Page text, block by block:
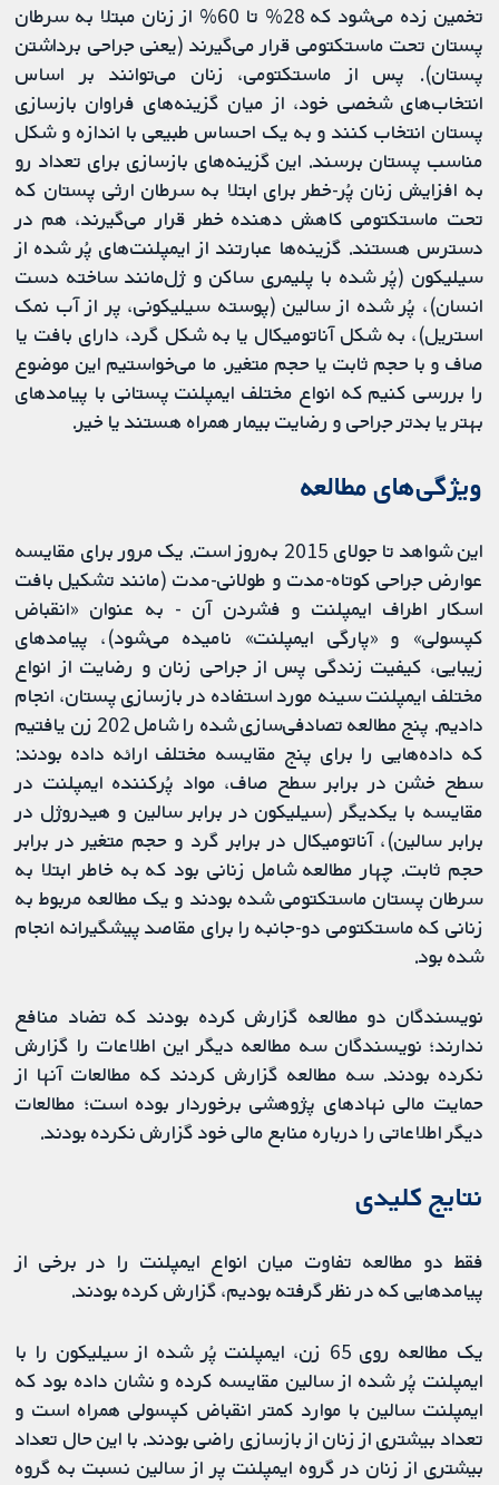
تخمین زده می‌شود که 28% تا 60% از زنان مبتلا به سرطان
پستان تحت ماستکتومی قرار می‌گیرند (یعنی جراحی برداشتن
پستان). پس از ماستکتومی، زنان می‌توانند بر اساس
انتخاب‌های شخصی خود، از میان گزینه‌های فراوان بازسازی
پستان انتخاب کنند و به یک احساس طبیعی با اندازه و شکل
مناسب پستان برسند. این گزینه‌های بازسازی برای تعداد رو
به افزایش زنان پُر-خطر برای ابتلا به سرطان ارثی پستان که
تحت ماستکتومی کاهش دهنده خطر قرار می‌گیرند، هم در
دسترس هستند. گزینه‌ها عبارتند از ایمپلنت‌های پُر شده از
سیلیکون (پُر شده با پلیمری ساکن و ژل‌مانند ساخته دست
انسان)، پُر شده از سالین (پوسته سیلیکونی، پر از آب نمک
استریل)، به شکل آناتومیکال یا به شکل گرد، دارای بافت یا
صاف و با حجم ثابت یا حجم متغیر. ما می‌خواستیم این موضوع
را بررسی کنیم که انواع مختلف ایمپلنت پستانی با پیامدهای
بهتر یا بدتر جراحی و رضایت بیمار همراه هستند یا خیر.
ویژگی‌های مطالعه
این شواهد تا جولای 2015 به‌روز است. یک مرور برای مقایسه
عوارض جراحی کوتاه-مدت و طولانی-مدت (مانند تشکیل بافت
اسکار اطراف ایمپلنت و فشردن آن - به عنوان «انقباض
کپسولی» و «پارگی ایمپلنت» نامیده می‌شود)، پیامدهای
زیبایی، کیفیت زندگی پس از جراحی زنان و رضایت از انواع
مختلف ایمپلنت سینه مورد استفاده در بازسازی پستان، انجام
دادیم. پنج مطالعه تصادفی‌سازی شده را شامل 202 زن یافتیم
که داده‌هایی را برای پنج مقایسه مختلف ارائه داده بودند:
سطح خشن در برابر سطح صاف، مواد پُرکننده ایمپلنت در
مقایسه با یکدیگر (سیلیکون در برابر سالین و هیدروژل در
برابر سالین)، آناتومیکال در برابر گرد و حجم متغیر در برابر
حجم ثابت. چهار مطالعه شامل زنانی بود که به خاطر ابتلا به
سرطان پستان ماستکتومی شده بودند و یک مطالعه مربوط به
زنانی که ماستکتومی دو-جانبه را برای مقاصد پیشگیرانه انجام
شده بود.
نویسندگان دو مطالعه گزارش کرده بودند که تضاد منافع
ندارند؛ نویسندگان سه مطالعه دیگر این اطلاعات را گزارش
نکرده بودند. سه مطالعه گزارش کردند که مطالعات آنها از
حمایت مالی نهادهای پژوهشی برخوردار بوده است؛ مطالعات
دیگر اطلاعاتی را درباره منابع مالی خود گزارش نکرده بودند.
نتایج کلیدی
فقط دو مطالعه تفاوت میان انواع ایمپلنت را در برخی از
پیامدهایی که در نظر گرفته بودیم، گزارش کرده بودند.
یک مطالعه روی 65 زن، ایمپلنت پُر شده از سیلیکون را با
ایمپلنت پُر شده از سالین مقایسه کرده و نشان داده بود که
ایمپلنت سالین با موارد کمتر انقباض کپسولی همراه است و
تعداد بیشتری از زنان از بازسازی راضی بودند. با این حال تعداد
بیشتری از زنان در گروه ایمپلنت پر از سالین نسبت به گروه